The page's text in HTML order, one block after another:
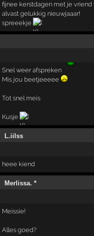
fijnee kerstdagen met je vriend
alvast gelukkig nieuwjaaar!
spreeekje
Snel weer afspreken
Mis jou beetjeeeee
Tot snel meis
Kusje
L.iilss
heee kiend
Merlissa. *
Meissie!
Alles goed?